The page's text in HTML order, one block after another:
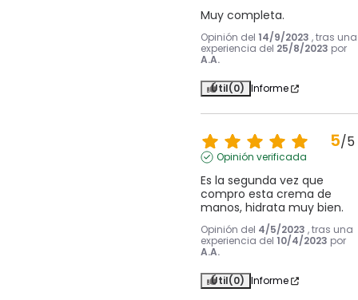
Muy completa.
Opinión del 14/9/2023 , tras una
experiencia del 25/8/2023 por
A.A.
Útil(0) Informe
5/5
Opinión verificada
Es la segunda vez que
compro esta crema de
manos, hidrata muy bien.
Opinión del 4/5/2023 , tras una
experiencia del 10/4/2023 por
A.A.
Útil(0) Informe